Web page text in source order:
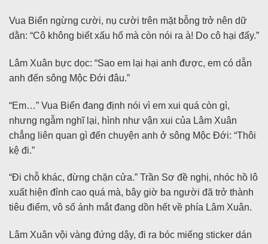
Vua Biển ngừng cười, nụ cười trên mặt bỗng trở nên dữ
dằn: “Cô không biết xấu hổ mà còn nói ra à! Do cô hại đấy.”
Lâm Xuân bực dọc: “Sao em lại hại anh được, em có dẫn
anh đến sông Mộc Đới đâu.”
“Em…” Vua Biển đang định nói vì em xui quá còn gì,
nhưng ngẫm nghĩ lại, hình như vận xui của Lâm Xuân
chẳng liên quan gì đến chuyện anh ở sông Mộc Đới: “Thôi
kệ đi.”
“Đi chỗ khác, đừng chặn cửa.” Trần Sơ đề nghị, nhóc hồ lô
xuất hiện đỉnh cao quá mà, bây giờ ba người đã trở thành
tiêu điểm, vô số ánh mắt đang dồn hết về phía Lâm Xuân.
Lâm Xuân vội vàng đứng dậy, đi ra bóc miếng sticker dán